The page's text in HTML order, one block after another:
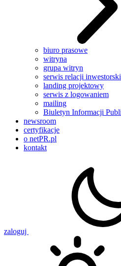
biuro prasowe
witryna
grupa witryn
serwis relacji
landing projektowy
serwis z logowaniem
mailing
Biuletyn Informacji
newsroom
certyfikacje
o netPR.pl
kontakt
zaloguj